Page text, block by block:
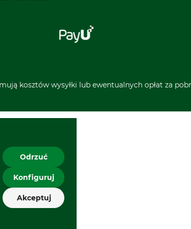
kosztów wysyłki lub ewentualnych opłat za
Odrzuć
Konfiguruj
Akceptuj